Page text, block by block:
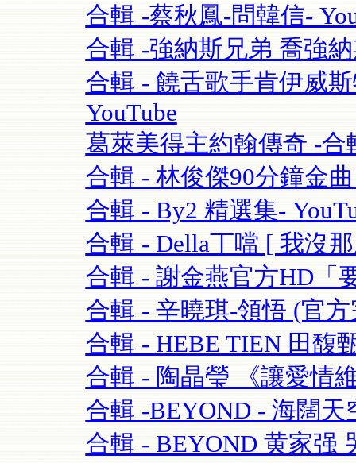
合輯 -蔡秋鳳-問韓信-
合輯 -強納斯兄弟 喬強納
合輯 - 饒舌歌手肯伊威
YouTube
葛萊美得主約翰傳奇 -合
合輯 - 林俊傑90分鐘金
合輯 - By2 精選集-
合輯 - Della丁噹 [ 我沒
合輯 - 謝金燕官方HD「
合輯 - 辛曉琪-領悟 (官
合輯 - HEBE TIEN 田馥
合輯 - 陶晶瑩 《讓愛情
合輯 -BEYOND - 海闊天
合輯 - BEYOND 黄家强